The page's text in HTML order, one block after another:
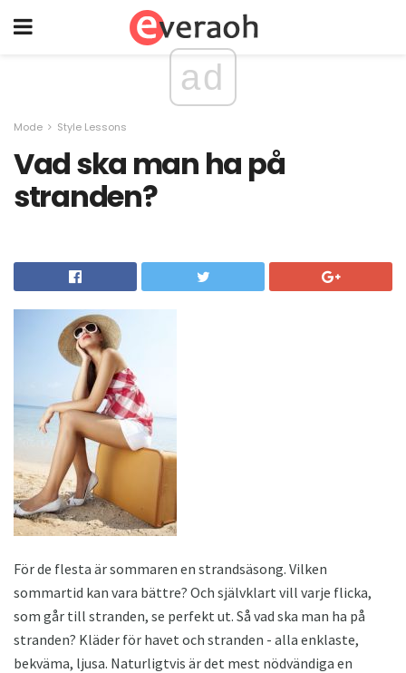
ad
Mode Style Lessons
Vad ska man ha på
stranden?
För de flesta är sommaren en strandsäsong. Vilken
sommartid kan vara bättre? Och självklart vill varje flicka,
som går till stranden, se perfekt ut. Så vad ska man ha på
stranden? Kläder för havet och stranden - alla enklaste,
bekväma, ljusa. Naturligtvis är det mest nödvändiga en